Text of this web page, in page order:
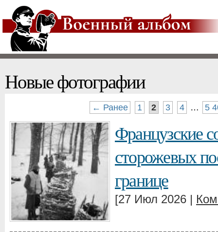
Новые фотографии
← Ранее 1 2 3 4 … 5
Французские
сторожевых
границе
[27 Июл 2026 |